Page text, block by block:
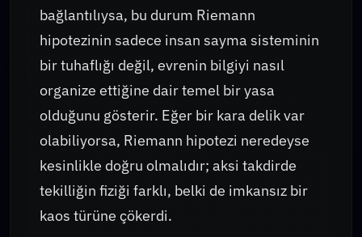
bağlantılıysa, bu durum Riemann
hipotezinin sadece insan sayma sisteminin
bir tuhaflığı değil, evrenin bilgiyi nasıl
organize ettiğine dair temel bir yasa
olduğunu gösterir. Eğer bir kara delik var
olabiliyorsa, Riemann hipotezi neredeyse
kesinlikle doğru olmalıdır; aksi takdirde
tekilliğin fiziği farklı, belki de imkansız bir
kaos türüne çökerdi.